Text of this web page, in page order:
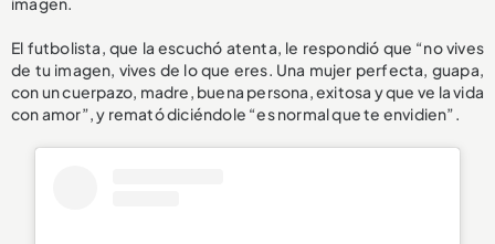
El futbolista, que la escuchó atenta, le respondió que “no vives
de tu imagen, vives de lo que eres. Una mujer perfecta, guapa,
con un cuerpazo, madre, buena persona, exitosa y que ve la vida
con amor”, y remató diciéndole “es normal que te envidien”.